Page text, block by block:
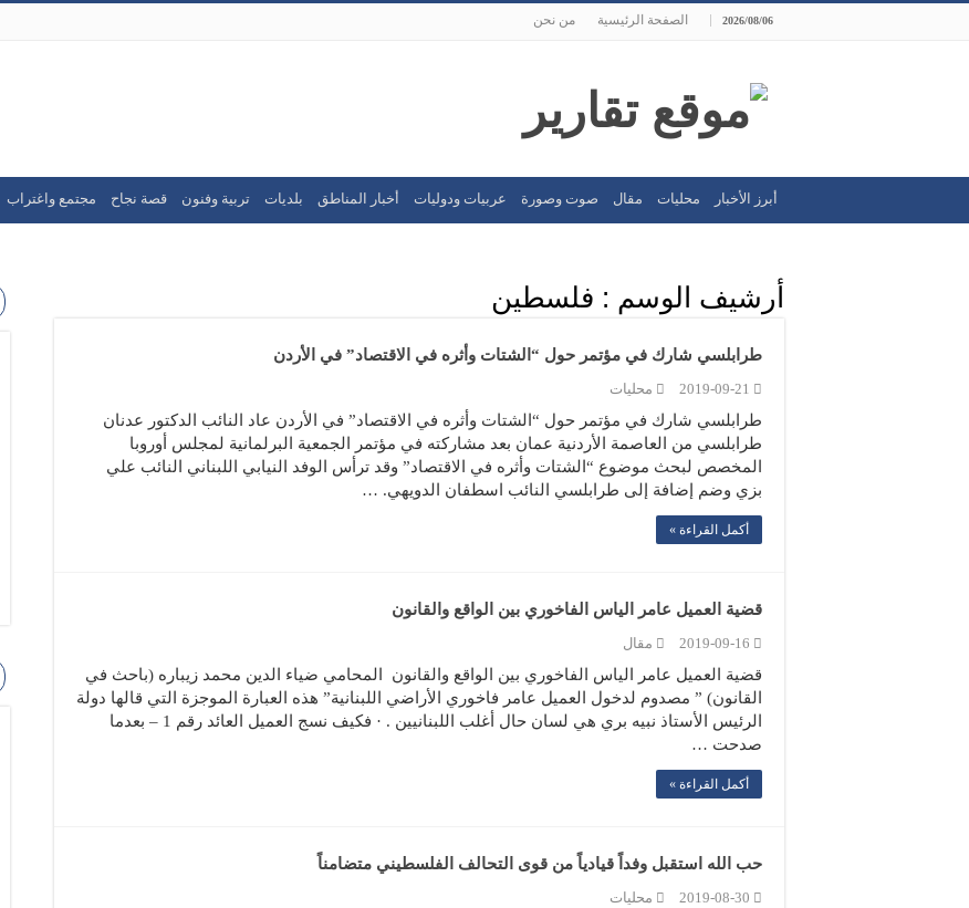
2026/08/06 الصفحة الرئيسية من نحن
أبرز الأخبار محليات مقال صوت وصورة عربيات ودوليات أخبار المناطق بلديات تربية وفنون قصة نجاح مجتمع واغتراب
أرشيف الوسم : فلسطين
طرابلسي شارك في مؤتمر حول “الشتات وأثره في الاقتصاد” في الأردن
2019-09-21 محليات
طرابلسي شارك في مؤتمر حول “الشتات وأثره في الاقتصاد” في الأردن عاد النائب الدكتور عدنان
طرابلسي من العاصمة الأردنية عمان بعد مشاركته في مؤتمر الجمعية البرلمانية لمجلس أوروبا
المخصص لبحث موضوع “الشتات وأثره في الاقتصاد” وقد ترأس الوفد النيابي اللبناني النائب علي
بزي وضم إضافة إلى طرابلسي النائب اسطفان الدويهي. …
أكمل القراءة »
قضية العميل عامر الياس الفاخوري بين الواقع والقانون
2019-09-16 مقال
قضية العميل عامر الياس الفاخوري بين الواقع والقانون المحامي ضياء الدين محمد زيباره (باحث في
القانون) ” مصدوم لدخول العميل عامر فاخوري الأراضي اللبنانية” هذه العبارة الموجزة التي قالها دولة
الرئيس الأستاذ نبيه بري هي لسان حال أغلب اللبنانيين . · فكيف نسج العميل العائد رقم 1 – بعدما
صدحت …
أكمل القراءة »
حب الله استقبل وفداً قيادياً من قوى التحالف الفلسطيني متضامناً
2019-08-30 محليات